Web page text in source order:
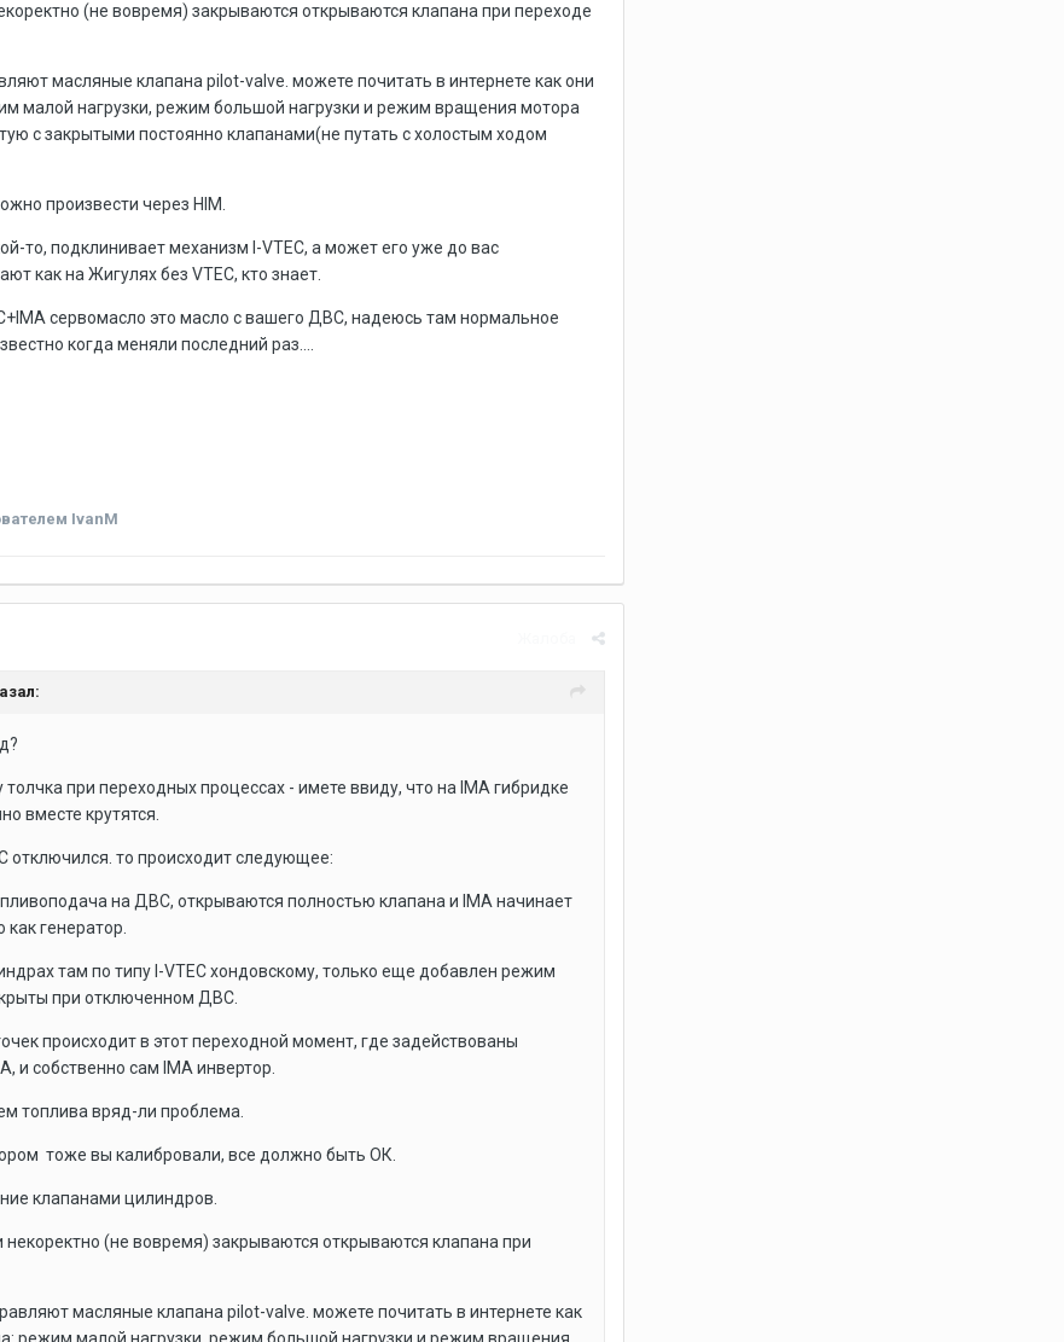
(не вовремя) закрываются открываются клапана при переходе
масляные клапана pilot-valve. можете почитать в интернете как они
малой нагрузки, режим большой нагрузки и режим вращения мотора
с закрытыми постоянно клапанами(не путать с холостым ходом
произвести через HIM.
то, подклинивает механизм I-VTEC, а может его уже до вас
как на Жигулях без VTEC, кто знает.
сервомасло это масло с вашего ДВС, надеюсь там нормальное
когда меняли последний раз....
IvanM
при переходных процессах - имете ввиду, что на IMA гибридке
вместе крутятся.
отключился. то происходит следующее:
на ДВС, открываются полностью клапана и IMA начинает
генератор.
там по типу I-VTEC хондовскому, только еще добавлен режим
при отключенном ДВС.
происходит в этот переходной момент, где задействованы
и собственно сам IMA инвертор.
топлива вряд-ли проблема.
тоже вы калибровали, все должно быть ОК.
клапанами цилиндров.
(не вовремя) закрываются открываются клапана при
масляные клапана pilot-valve. можете почитать в интернете как